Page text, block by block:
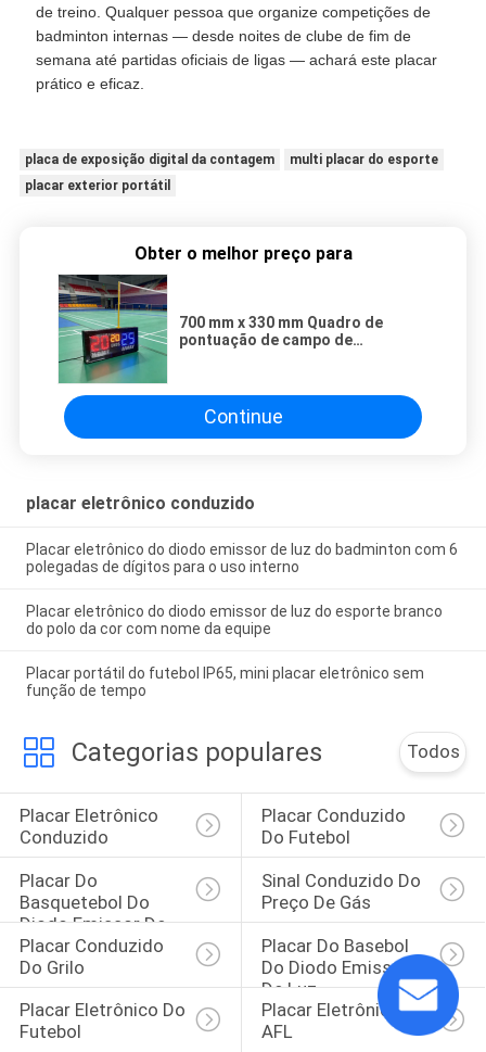
de treino. Qualquer pessoa que organize competições de
badminton internas — desde noites de clube de fim de
semana até partidas oficiais de ligas — achará este placar
prático e eficaz.
placa de exposição digital da contagem
multi placar do esporte
placar exterior portátil
Obter o melhor preço para
700 mm x 330 mm Quadro de
pontuação de campo de
Continue
placar eletrônico conduzido
Placar eletrônico do diodo emissor de luz do badminton com 6
polegadas de dígitos para o uso interno
Placar eletrônico do diodo emissor de luz do esporte branco
do polo da cor com nome da equipe
Placar portátil do futebol IP65, mini placar eletrônico sem
função de tempo
Categorias populares Todos
Placar Eletrônico
Conduzido
Placar Conduzido
Do Futebol
Placar Do
Basquetebol Do
Diodo Emissor De
Luz
Sinal Conduzido Do
Preço De Gás
Placar Conduzido
Do Grilo
Placar Do Basebol
Do Diodo Emissor
De Luz
Placar Eletrônico Do
Futebol
Placar Eletrônico De
AFL